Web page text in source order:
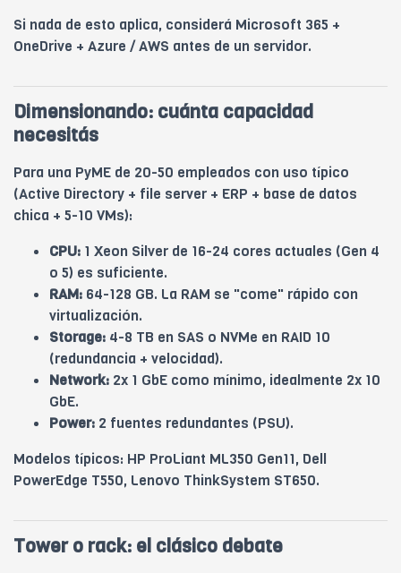
Si nada de esto aplica, considerá Microsoft 365 +
OneDrive + Azure / AWS antes de un servidor.
Dimensionando: cuánta capacidad
necesitás
Para una PyME de 20-50 empleados con uso típico
(Active Directory + file server + ERP + base de datos
chica + 5-10 VMs):
CPU: 1 Xeon Silver de 16-24 cores actuales (Gen 4
o 5) es suficiente.
RAM: 64-128 GB. La RAM se "come" rápido con
virtualización.
Storage: 4-8 TB en SAS o NVMe en RAID 10
(redundancia + velocidad).
Network: 2x 1 GbE como mínimo, idealmente 2x 10
GbE.
Power: 2 fuentes redundantes (PSU).
Modelos típicos: HP ProLiant ML350 Gen11, Dell
PowerEdge T550, Lenovo ThinkSystem ST650.
Tower o rack: el clásico debate